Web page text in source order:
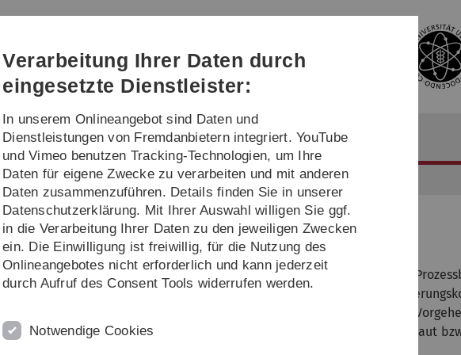
Direkt
Direkt
Direkt
(Sprache,
Drucken,
Social
Direkt
Direkt
Lehre Forschung
eines be­stimmten Prozessparadigmas, eine informelle
sind sowohl mit grundlegenden als auch fortgeschrittenen
genau. Sie wissen Bescheid über verschiedene
Model­lier­ung anwenden und sind mit häufigen Fehlerquellen vertraut
auf ihre Korrektheit hin zu überprüfen.
Verarbeitung Ihrer Daten durch
eingesetzte Dienstleister:
In unserem Onlineangebot sind Daten und
Dienstleistungen von Fremdanbietern integriert. YouTube
und Vimeo benutzen Tracking-Technologien, um Ihre
Daten für eigene Zwecke zu verarbeiten und mit anderen
Daten zusammenzuführen. Details finden Sie in unserer
Datenschutzerklärung. Mit Ihrer Auswahl willigen Sie ggf.
in die Verarbeitung Ihrer Daten zu den jeweiligen Zwecken
ein. Die Einwilligung ist freiwillig, für die Nutzung des
Onlineangebotes nicht erforderlich und kann jederzeit
durch Aufruf des Consent Tools widerrufen werden.
Notwendige Cookies